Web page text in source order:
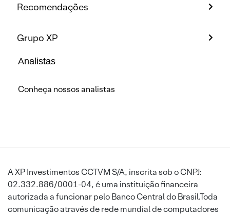
Recomendações
Grupo XP
Analistas
Conheça nossos analistas
A XP Investimentos CCTVM S/A, inscrita sob o CNPJ:
02.332.886/0001-04, é uma instituição financeira
autorizada a funcionar pelo Banco Central do Brasil.Toda
comunicação através de rede mundial de computadores